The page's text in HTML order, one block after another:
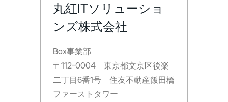
丸紅ITソリューショ
ンズ株式会社
Box事業部
〒112-0004 東京都文京区後楽
二丁目6番1号 住友不動産飯田橋
ファーストタワー